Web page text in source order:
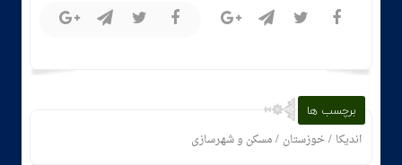
برچسب ها
اندیکا /خوزستان /مسکن و شهرسازی